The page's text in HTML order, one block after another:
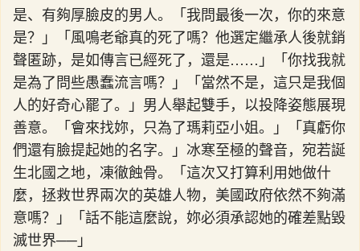
是、有夠厚臉皮的男人。「我問最後一次，你的來意
是？」「風鳴老爺真的死了嗎？他選定繼承人後就銷
聲匿跡，是如傳言已經死了，還是……」「你找我就
是為了問些愚蠢流言嗎？」「當然不是，這只是我個
人的好奇心罷了。」男人舉起雙手，以投降姿態展現
善意。「會來找妳，只為了瑪莉亞小姐。」「真虧你
們還有臉提起她的名字。」冰寒至極的聲音，宛若誕
生北國之地，凍徹蝕骨。「這次又打算利用她做什
麼，拯救世界兩次的英雄人物，美國政府依然不夠滿
意嗎？」「話不能這麼說，妳必須承認她的確差點毀
滅世界──」